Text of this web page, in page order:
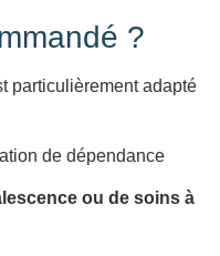
?
particulièrement adapté
de dépendance
ou de soins à